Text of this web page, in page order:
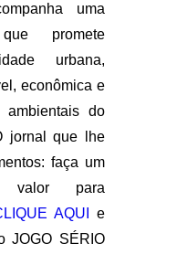
uma
promete
urbana,
econômica e
ambientais do
jornal que lhe
faça um
valor para
AQUI
e
JOGO SÉRIO